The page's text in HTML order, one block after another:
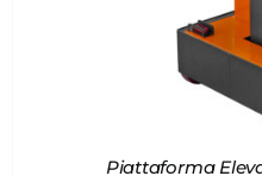
Piattaforma